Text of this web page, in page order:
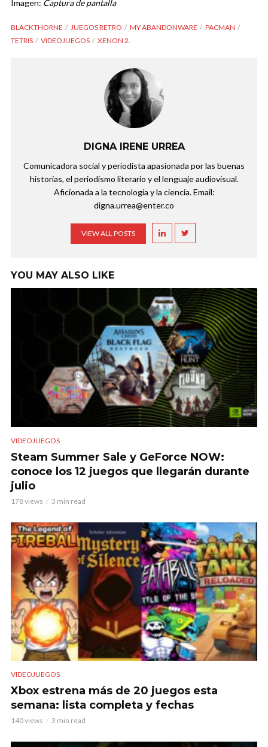
Imagen: Captura de pantalla
BLACKTHORNE JUEGOS RETRO MY ABANDONWARE
PACMAN
TETRIS
VIDEOJUEGOS XENON 2.
DIGNA IRENE URREA
Comunicadora social y periodista apasionada por las buenas
historias, el periodismo literario y el lenguaje audiovisual.
Aficionada a la tecnología y la ciencia. Email:
digna.urrea@enter.co
VIEW ALL POSTS
YOU MAY ALSO LIKE
VIDEOJUEGOS
Steam Summer Sale y GeForce NOW:
conoce los 12 juegos que llegarán durante
julio
178 views 3 min read
VIDEOJUEGOS
Xbox estrena más de 20 juegos esta
semana: lista completa y fechas
140 views 3 min read